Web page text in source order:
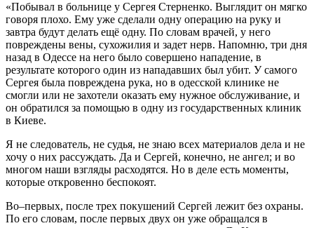
«Побывал в больнице у Сергея Стерненко. Выглядит он мягко
говоря плохо. Ему уже сделали одну операцию на руку и
завтра будут делать ещё одну. По словам врачей, у него
повреждены вены, сухожилия и задет нерв. Напомню, три дня
назад в Одессе на него было совершено нападение, в
результате которого один из нападавших был убит. У самого
Сергея была повреждена рука, но в одесской клинике не
смогли или не захотели оказать ему нужное обслуживание, и
он обратился за помощью в одну из государственных клиник
в Киеве.
Я не следователь, не судья, не знаю всех материалов дела и не
хочу о них рассуждать. Да и Сергей, конечно, не ангел; и во
многом наши взгляды расходятся. Но в деле есть моменты,
которые откровенно беспокоят.
Во–первых, после трех покушений Сергей лежит без охраны.
По его словам, после первых двух он уже обращался в